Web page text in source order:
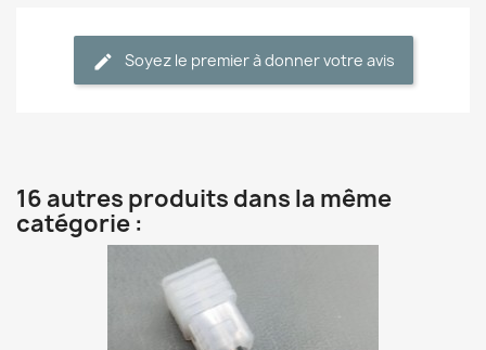
Soyez le premier à donner votre avis
16 autres produits dans la même
catégorie :